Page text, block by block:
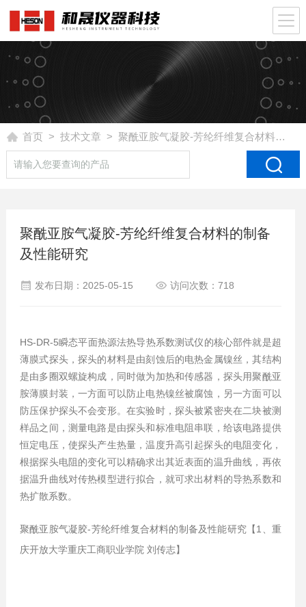
首页 > 技术文章 > 聚酰亚胺气凝胶-芳纶纤维复合材料的制备及性能研究
聚酰亚胺气凝胶-芳纶纤维复合材料的制备
及性能研究
发布日期：2025-05-15 访问次数：718
HS-DR-5瞬态平面热源法热导热系数测试仪的核心部件就是超
薄膜式探头，探头的材料是由刻蚀后的电热金属镍丝，其结构
是由多圈双螺旋构成，同时做为加热和传感器，探头用聚酰亚
胺薄膜封装，一方面可以防止电热镍丝被腐蚀，另一方面可以
防压保护探头不会变形。在实验时，探头被紧密夹在二块被测
样品之间，测量电路是由探头和标准电阻串联，给该电路提供
恒定电压，使探头产生热量，温度升高引起探头的电阻变化，
根据探头电阻的变化可以精确求出其近表面的温升曲线，再依
据温升曲线对传热模型进行拟合，就可求出材料的导热系数和
热扩散系数。
聚酰亚胺气凝胶-芳纶纤维复合材料的制备及性能研究【1、 重
庆开放大学重庆工商职业学院 刘传志】